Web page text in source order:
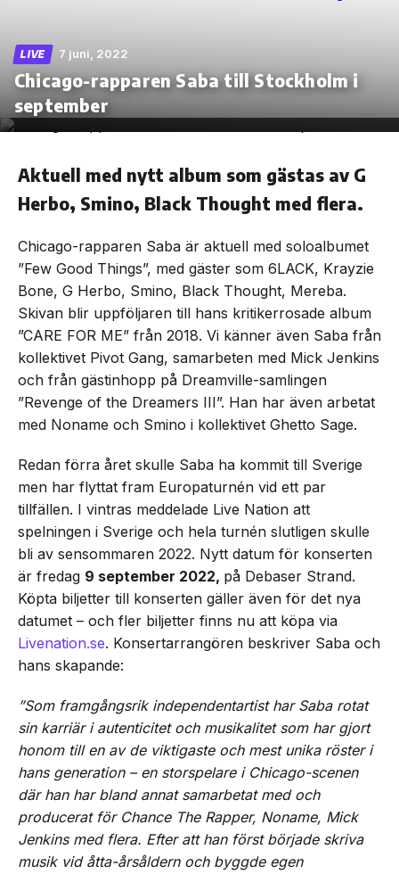
the
LIVE 7 juni, 2022
Chicago-rapparen Saba till Stockholm i
september
Aktuell med nytt album som gästas av G
Herbo, Smino, Black Thought med flera.
Chicago-rapparen Saba är aktuell med soloalbumet
”Few Good Things”, med gäster som 6LACK, Krayzie
Bone, G Herbo, Smino, Black Thought, Mereba.
Skivan blir uppföljaren till hans kritikerrosade album
”CARE FOR ME” från 2018. Vi känner även Saba från
kollektivet Pivot Gang, samarbeten med Mick Jenkins
och från gästinhopp på Dreamville-samlingen
”Revenge of the Dreamers III”. Han har även arbetat
med Noname och Smino i kollektivet Ghetto Sage.
Redan förra året skulle Saba ha kommit till Sverige
men har flyttat fram Europaturnén vid ett par
tillfällen. I vintras meddelade Live Nation att
spelningen i Sverige och hela turnén slutligen skulle
bli av sensommaren 2022. Nytt datum för konserten
är fredag 9 september 2022, på Debaser Strand.
Köpta biljetter till konserten gäller även för det nya
datumet – och fler biljetter finns nu att köpa via
Livenation.se. Konsertarrangören beskriver Saba och
hans skapande:
”Som framgångsrik independentartist har Saba rotat
sin karriär i autenticitet och musikalitet som har gjort
honom till en av de viktigaste och mest unika röster i
hans generation – en storspelare i Chicago-scenen
där han har bland annat samarbetat med och
producerat för Chance The Rapper, Noname, Mick
Jenkins med flera. Efter att han först började skriva
musik vid åtta-årsåldern och byggde egen